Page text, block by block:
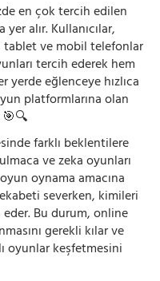
en çok tercih edilen
alır. Kullanıcılar,
ve mobil telefonlar
tercih ederek hem
eğlenceye hızlıca
platformlarına olan
farklı beklentilere
ve zeka oyunları
oynama amacına
severken, kimileri
Bu durum, online
gerekli kılar ve
oyunlar keşfetmesini